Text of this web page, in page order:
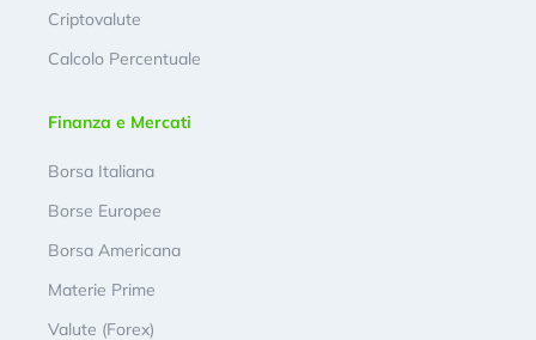
Criptovalute
Calcolo Percentuale
Finanza e Mercati
Borsa Italiana
Borse Europee
Borsa Americana
Materie Prime
Valute (Forex)